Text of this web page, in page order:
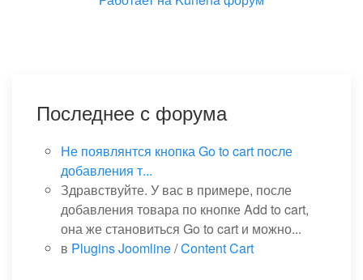
Последнее с форума
Не появлянтся кнопка Go to cart после
добавления т...
Здравствуйте. У вас в примере, после
добавления товара по кнопке Add to cart,
она же становиться Go to cart и можно...
в Plugins Joomline/Content Cart